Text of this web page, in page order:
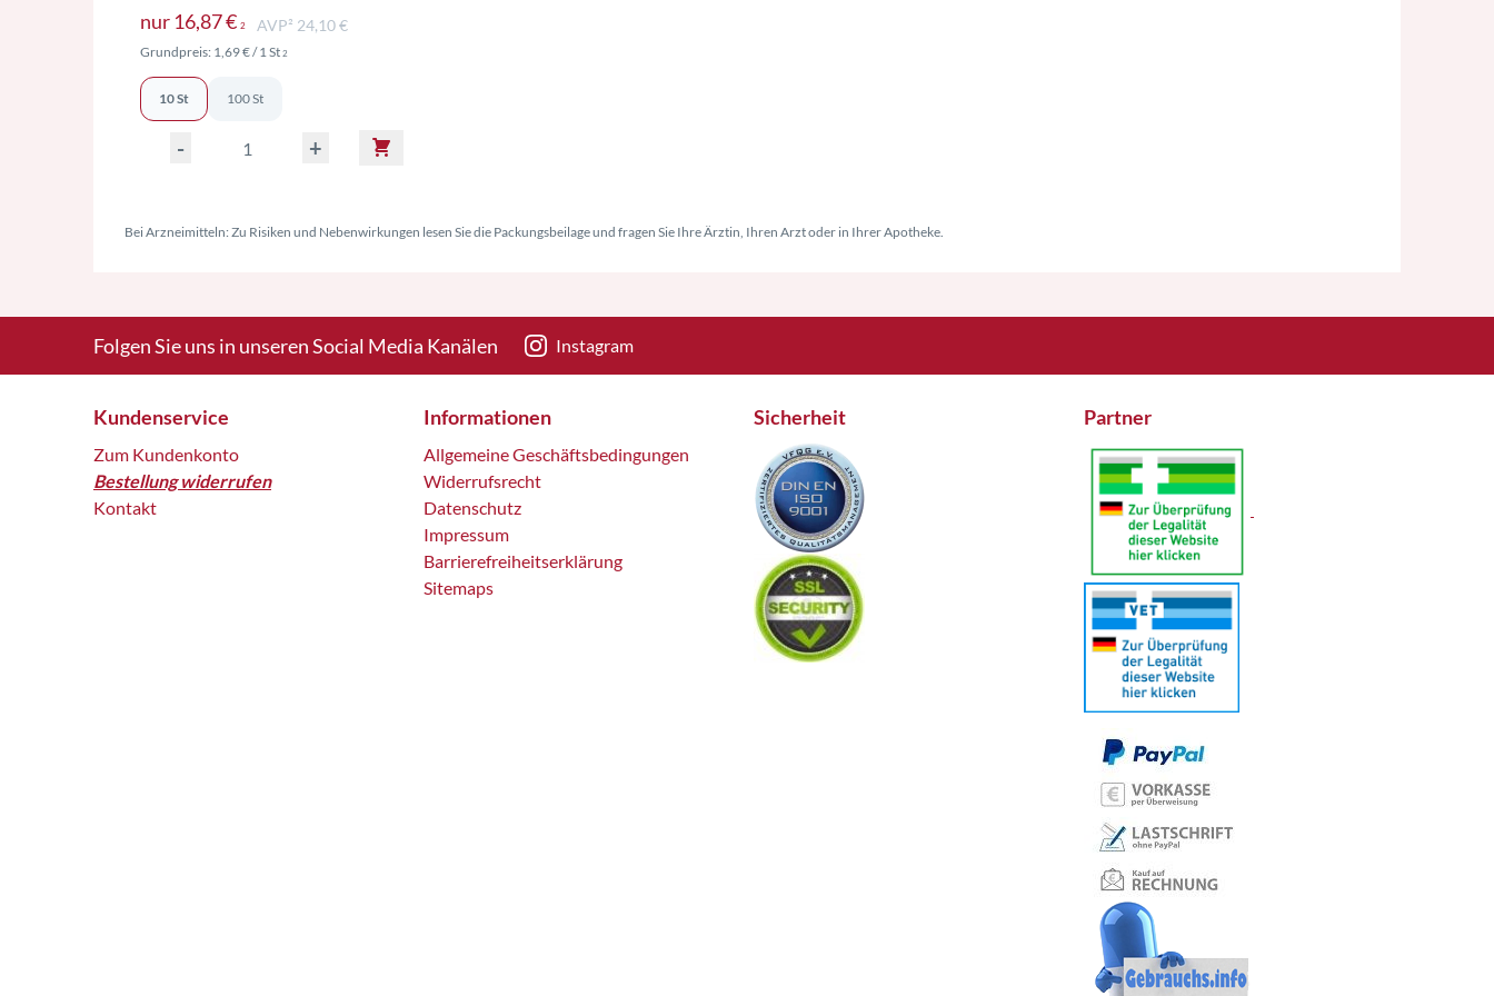
nur 16,87 € 2 Preise inkl. MwSt. ggf. zzgl. Versand
AVP² 24,10 €
Grundpreis: 1,69 €/ 1 St 2
10 St 100 St
- +
Bei Arzneimitteln: Zu Risiken und Nebenwirkungen lesen Sie die Packungsbeilage und fragen Sie Ihre Ärztin, Ihren Arzt oder in Ihrer Apotheke.
Folgen Sie uns in unseren Social Media Kanälen Instagram
Kundenservice
Zum Kundenkonto
Bestellung widerrufen
Kontakt
Informationen
Allgemeine Geschäftsbedingungen
Widerrufsrecht
Datenschutz
Impressum
Barrierefreiheitserklärung
Sitemaps
Sicherheit Partner